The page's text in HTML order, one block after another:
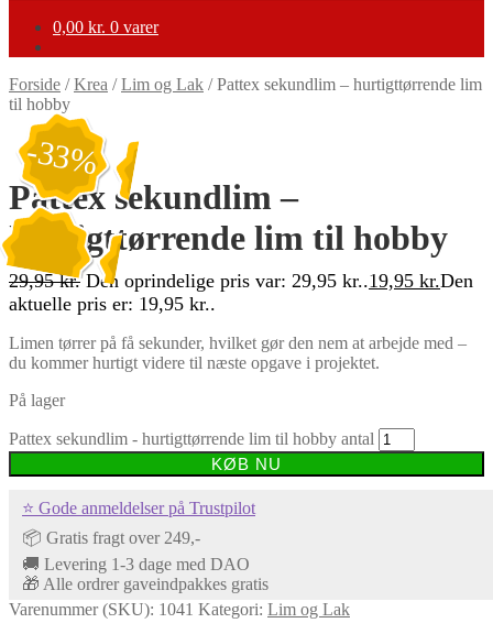
0,00 kr. 0 varer
Forside /Krea /Lim og Lak /Pattex sekundlim – hurtigttørrende lim
til hobby
-33%
Pattex sekundlim –
hurtigttørrende lim til hobby
29,95kr. Den oprindelige pris var: 29,95 kr..19,95 kr.Den
aktuelle pris er: 19,95 kr..
Limen tørrer på få sekunder, hvilket gør den nem at arbejde med –
du kommer hurtigt videre til næste opgave i projektet.
På lager
Pattex sekundlim - hurtigttørrende lim til hobby antal
KØB NU
⭐ Gode anmeldelser på Trustpilot
📦 Gratis fragt over 249,-
🚚 Levering 1-3 dage med DAO
🎁 Alle ordrer gaveindpakkes gratis
Varenummer (SKU): 1041 Kategori: Lim og Lak